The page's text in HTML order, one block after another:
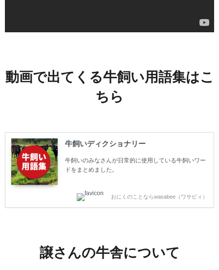
動画で出てくる牛飼い用語集はこ
ちら
牛飼いディクショナリー
牛飼いのみなさんが日常的に使用している牛飼いワー
ドをまとめました。
おにくのことならwasabee（ワサビィ）
譲さんの牛舎について